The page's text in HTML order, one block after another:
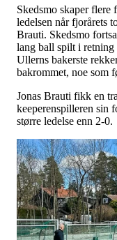
Skedsmo skaper flere
ledelsen når fjorårets
Brauti. Skedsmo
lang ball spilt i
Ullerns bakerste
bakrommet, noe som
Jonas Brauti fikk en
keeperenspilleren sin
større ledelse enn 2-0.